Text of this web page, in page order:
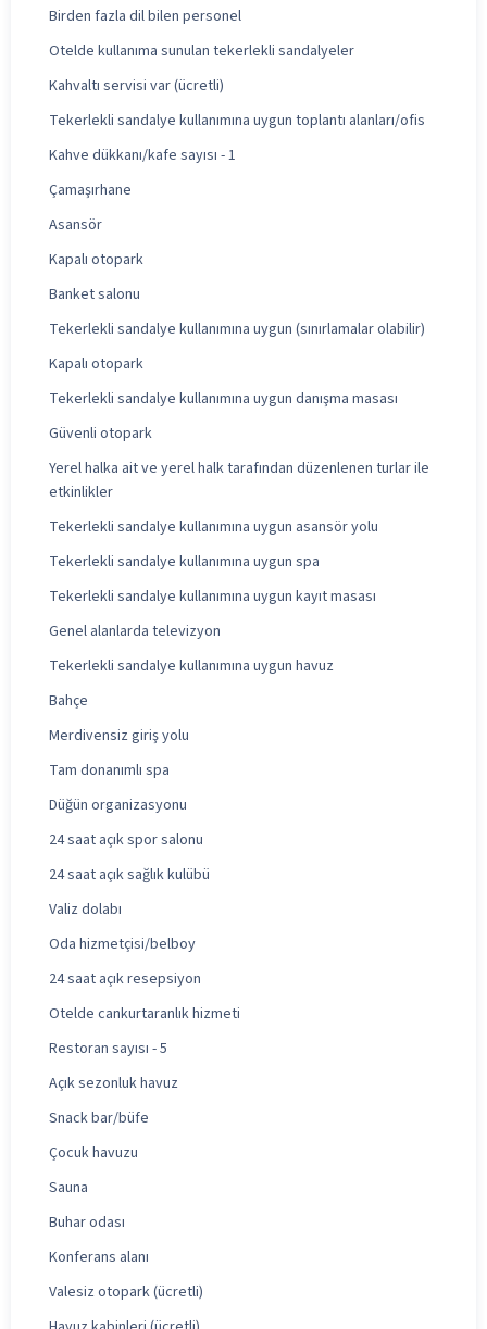
Birden fazla dil bilen personel
Otelde kullanıma sunulan tekerlekli sandalyeler
Kahvaltı servisi var (ücretli)
Tekerlekli sandalye kullanımına uygun toplantı alanları/ofis
Kahve dükkanı/kafe sayısı - 1
Çamaşırhane
Asansör
Kapalı otopark
Banket salonu
Tekerlekli sandalye kullanımına uygun (sınırlamalar olabilir)
Kapalı otopark
Tekerlekli sandalye kullanımına uygun danışma masası
Güvenli otopark
Yerel halka ait ve yerel halk tarafından düzenlenen turlar ile
etkinlikler
Tekerlekli sandalye kullanımına uygun asansör yolu
Tekerlekli sandalye kullanımına uygun spa
Tekerlekli sandalye kullanımına uygun kayıt masası
Genel alanlarda televizyon
Tekerlekli sandalye kullanımına uygun havuz
Bahçe
Merdivensiz giriş yolu
Tam donanımlı spa
Düğün organizasyonu
24 saat açık spor salonu
24 saat açık sağlık kulübü
Valiz dolabı
Oda hizmetçisi/belboy
24 saat açık resepsiyon
Otelde cankurtaranlık hizmeti
Restoran sayısı - 5
Açık sezonluk havuz
Snack bar/büfe
Çocuk havuzu
Sauna
Buhar odası
Konferans alanı
Valesiz otopark (ücretli)